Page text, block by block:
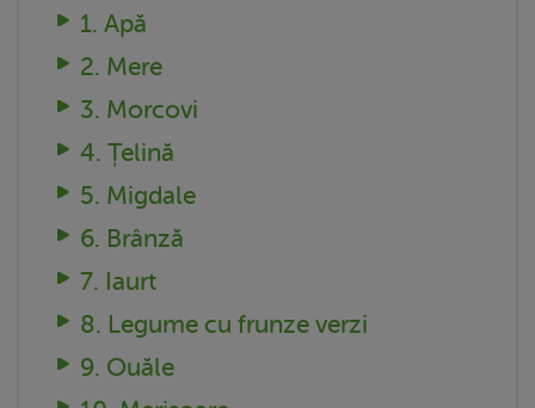
1. Apă
2. Mere
3. Morcovi
4. Țelină
5. Migdale
6. Brânză
7. Iaurt
8. Legume cu frunze verzi
9. Ouăle